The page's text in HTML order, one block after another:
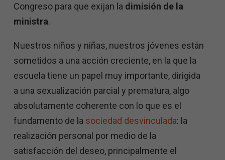
Congreso para que exijan la dimisión de la
ministra.
Nuestros niños y niñas, nuestros jóvenes están
sometidos a una acción creciente, en la que la
escuela tiene un papel muy importante, dirigida
a una sexualización parcial y prematura, algo
absolutamente coherente con lo que es el
fundamento de la sociedad desvinculada: la
realización personal por medio de la
satisfacción del deseo, principalmente el